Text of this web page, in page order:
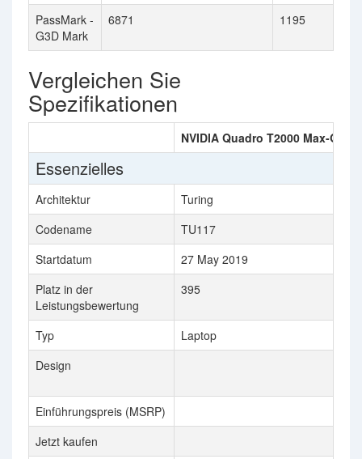
PassMark -
G3D Mark
6871 1195
Vergleichen Sie
Spezifikationen
NVIDIA Quadro T2000 Max-Q
Essenzielles
Architektur Turing
Codename
TU117
Startdatum
27 May 2019
Platz in der
Leistungsbewertung
395
Typ Laptop
Design
Einführungspreis (MSRP)
Jetzt kaufen